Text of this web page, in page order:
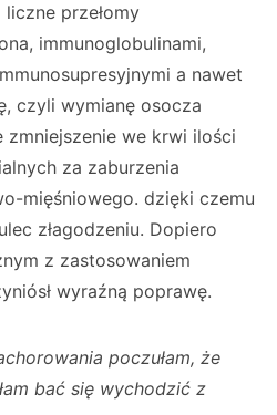
przełomy
immunoglobulinami,
a nawet
czyli wymianę osocza
zmniejszenie we krwi ilości
za zaburzenia
mięśniowego. dzięki czemu
złagodzeniu. Dopiero
z zastosowaniem
wyraźną poprawę.
poczułam, że
bać się wychodzić z